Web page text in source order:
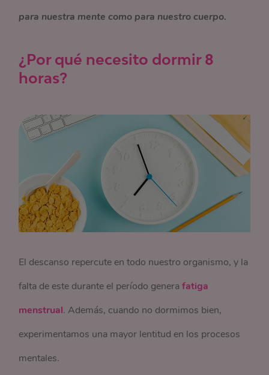
para nuestra mente como para nuestro cuerpo.
¿Por qué necesito dormir 8
horas?
El descanso repercute en todo nuestro organismo, y la
falta de este durante el período generafatiga
menstrual. Además, cuando no dormimos bien,
experimentamos una mayor lentitud en los procesos
mentales.